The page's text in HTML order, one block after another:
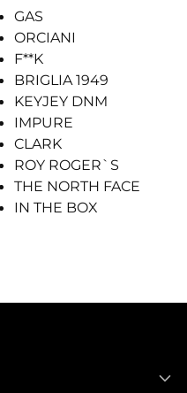
GAS
ORCIANI
F**K
BRIGLIA 1949
KEYJEY DNM
IMPURE
CLARK
ROY ROGER`S
THE NORTH FACE
IN THE BOX